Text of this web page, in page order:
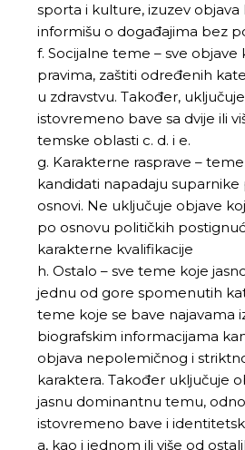
sporta i kulture, izuzev objava
informišu o događajima bez
f. Socijalne teme – sve objave
pravima, zaštiti određenih
u zdravstvu. Također,
istovremeno bave sa dvije ili
temske oblasti c. d. i e.
g. Karakterne rasprave –
kandidati napadaju
osnovi. Ne uključuje objave
po osnovu političkih
karakterne kvalifikacije
h. Ostalo – sve teme koje
jednu od gore spomenutih
teme koje se bave najavama
biografskim informacijama
objava nepolemičnog i
karaktera. Također uključuje
jasnu dominantnu temu,
istovremeno bave i
a, kao i jednom ili više od